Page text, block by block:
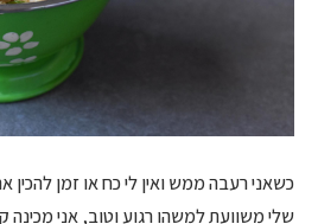
כשאני רעבה ממש ואין לי כח או זמן להכין
שלי משוועת למשהו רגוע וטוב, אני